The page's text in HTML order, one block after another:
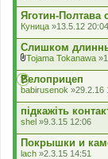
Яготин-Полтава
Куница »13.5.12 20:04
Слишком
к
л
а
д
е
н
н
я
Tojama Tokanawa
Велоприцеп
babirusenok »29.2.16
підкажіть
shel »9.3.15 12:06
Покрышки и
lach »2.3.15 14:51